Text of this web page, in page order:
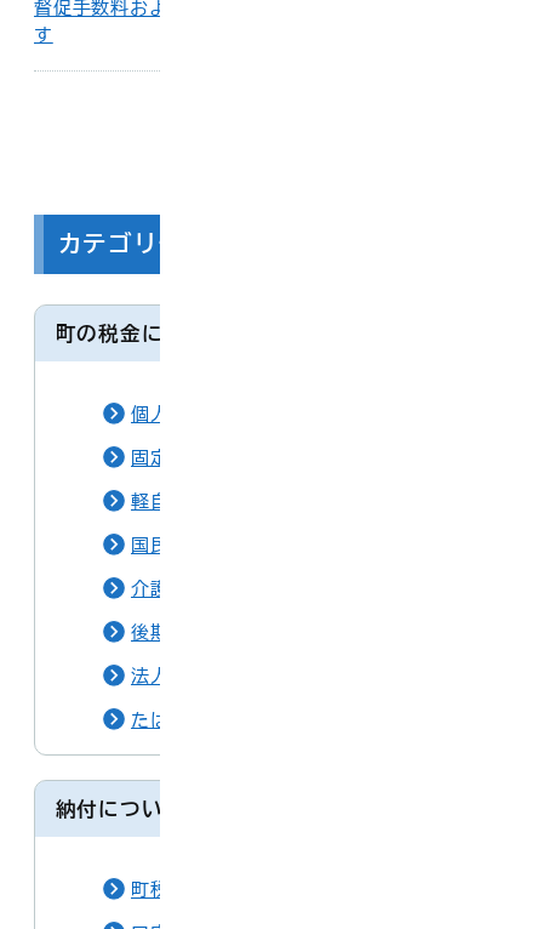
督促手数料および口座振替不能通知書の発送を廃止しま
す
カテゴリ一覧
町の税金について
個人町県民税
固定資産税
軽自動車税
国民健康保険税
介護保険料
後期高齢者医療保険料
法人町民税
たばこ税・入湯税
納付について
町税の納期